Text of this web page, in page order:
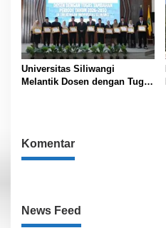
Universitas Siliwangi
Melantik Dosen dengan Tugas
Komentar
News Feed